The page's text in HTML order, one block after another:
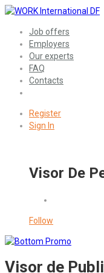
Job offers
Employers
Our experts
FAQ
Contacts
Register
Sign In
Visor De
Follow
Visor de